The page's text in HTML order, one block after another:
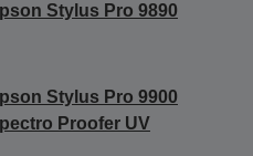
Stylus Pro 9890
Stylus Pro 9900
Proofer UV